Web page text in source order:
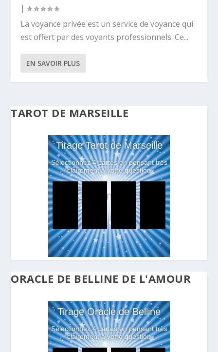
|
La voyance privée est un service de voyance qui
est offert par des voyants professionnels. Ce...
EN SAVOIR PLUS
TAROT DE MARSEILLE
ORACLE DE BELLINE DE L'AMOUR